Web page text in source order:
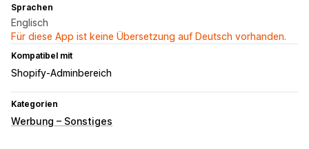
Sprachen
Englisch
Für diese App ist keine Übersetzung auf Deutsch vorhanden.
Kompatibel mit
Shopify-Adminbereich
Kategorien
Werbung – Sonstiges